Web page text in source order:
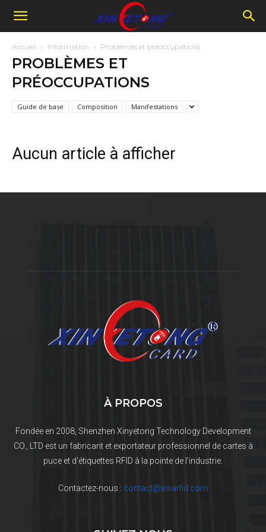
Accueil Information Problèmes et préoccupations
PROBLÈMES ET
PRÉOCCUPATIONS
Guide de base Composition Manifestations
Aucun article à afficher
À PROPOS
Fondée en 2008, Shenzhen Xinyetong Technology Development
CO., LTD est un fabricant et exportateur professionnel de cartes à
puce et d'étiquettes RFID à la pointe de l'industrie.
Contactez-nous : contact@asiarfid.com